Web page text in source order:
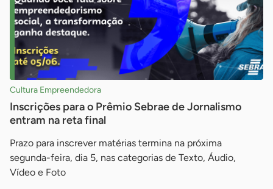
Cultura Empreendedora
Inscrições para o Prêmio Sebrae de Jornalismo
entram na reta final
Prazo para inscrever matérias termina na próxima
segunda-feira, dia 5, nas categorias de Texto, Áudio,
Vídeo e Foto